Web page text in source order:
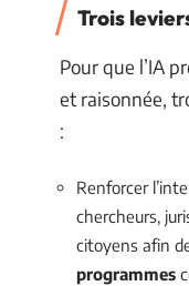
Trois
Pour que l’IA
et raisonnée,
:
Renforcer
chercheurs,
citoyens afin
programmes